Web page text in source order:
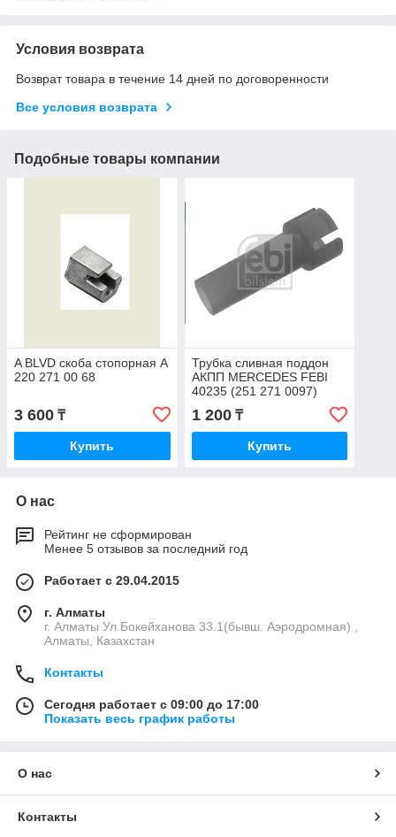
Условия возврата
Возврат товара в течение 14 дней по договоренности
Все условия возврата
Подобные товары компании
A BLVD скоба стопорная A
220 271 00 68
3 600 ₸
Купить
Трубка сливная поддон
АКПП MERCEDES FEBI
40235 (251 271 0097)
1 200₸
Купить
О нас
Рейтинг не сформирован
Менее 5 отзывов за последний год
Работает с 29.04.2015
г. Алматы
г. Алматы Ул.Бокейханова 33.1(бывш. Аэродромная) ,
Алматы, Казахстан
Контакты
Сегодня работает с 09:00 до 17:00
Показать весь график работы
О нас
Контакты